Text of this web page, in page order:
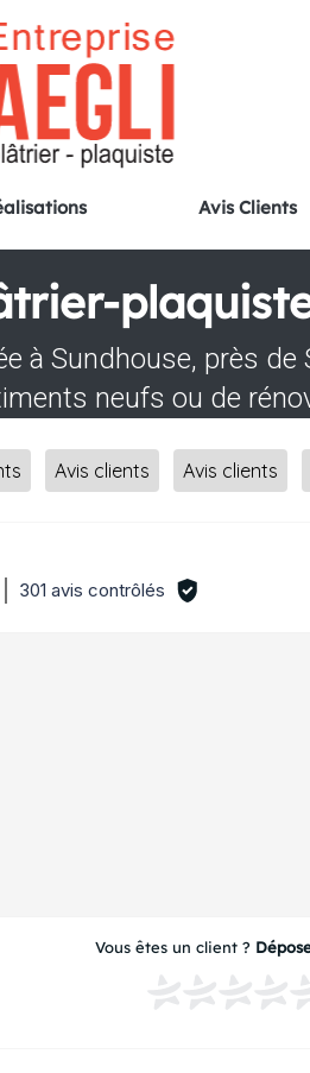
Avis Clients
à Sundhouse, près
neufs ou de
Avis clients Avis clients
301 avis contrôlés
Vous êtes un client ?